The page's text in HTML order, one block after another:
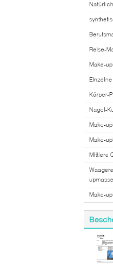
Reise-
Make-
Körper-
Nagel-
Make-
Make-
Mittlere
Make-